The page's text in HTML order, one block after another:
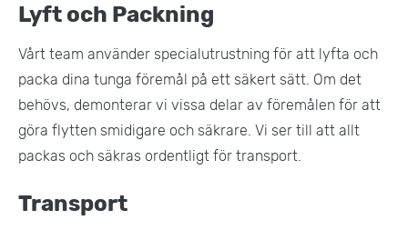
Lyft och Packning
Vårt team använder specialutrustning för att lyfta och
packa dina tunga föremål på ett säkert sätt. Om det
behövs, demonterar vi vissa delar av föremålen för att
göra flytten smidigare och säkrare. Vi ser till att allt
packas och säkras ordentligt för transport​.
Transport